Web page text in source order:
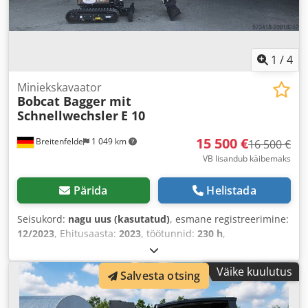
1 /4
Breitenfelde 1 049 km
Miniekskavaator
Bobcat Bagger mit
Schnellwechsler E 10
15 500 €16 500 €
VB lisandub käibemaks
Pärida Helistada
Seisukord: nagu uus (kasutatud), esmane registreerimine:
12/2023, Ehitusaasta: 2023, töötunnid: 230 h,
Väike kuulutus
Salvesta otsing